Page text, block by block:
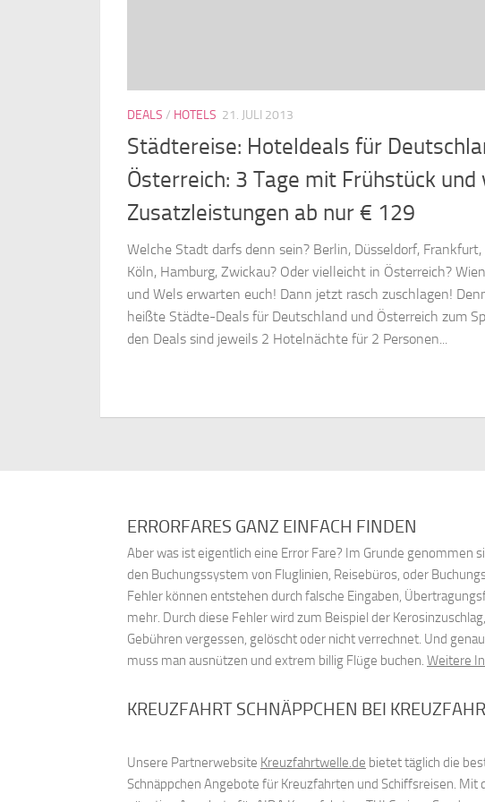
DEALS / HOTELS 21. JULI 2013
Städtereise: Hoteldeals für
Österreich: 3 Tage mit Frühstück und
Zusatzleistungen ab nur € 129
Welche Stadt darfs denn sein? Berlin, Düsseldorf, Frankfurt,
Köln, Hamburg, Zwickau? Oder vielleicht in Österreich?
und Wels erwarten euch! Dann jetzt rasch zuschlagen!
heißte Städte-Deals für Deutschland und Österreich zum
den Deals sind jeweils 2 Hotelnächte für 2 Personen...
ERRORFARES GANZ EINFACH FINDEN
Aber was ist eigentlich eine Error Fare? Im Grunde genommen
den Buchungssystem von Fluglinien, Reisebüros, oder
Fehler können entstehen durch falsche Eingaben,
mehr. Durch diese Fehler wird zum Beispiel der
Gebühren vergessen, gelöscht oder nicht verrechnet. Und
muss man ausnützen und extrem billig Flüge buchen. Weitere
KREUZFAHRT SCHNÄPPCHEN BEI
Unsere Partnerwebsite Kreuzfahrtwelle.de bietet täglich die
Schnäppchen Angebote für Kreuzfahrten und Schiffsreisen. Mit